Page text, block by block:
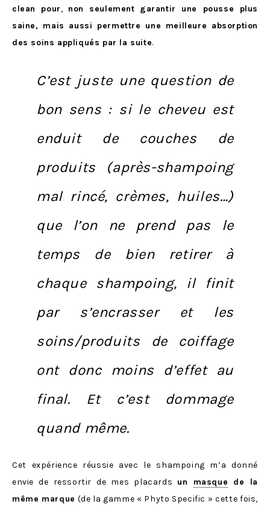
clean pour, non seulement garantir une pousse plus
saine, mais aussi permettre une meilleure absorption
des soins appliqués par la suite.
C’est juste une question de
bon sens : si le cheveu est
enduit de couches de
produits (après-shampoing
mal rincé, crèmes, huiles…)
que l’on ne prend pas le
temps de bien retirer à
chaque shampoing, il finit
par s’encrasser et les
soins/produits de coiffage
ont donc moins d’effet au
final. Et c’est dommage
quand même.
Cet expérience réussie avec le shampoing m’a donné
envie de ressortir de mes placards un masque de la
même marque (de la gamme « Phyto Specific » cette fois,